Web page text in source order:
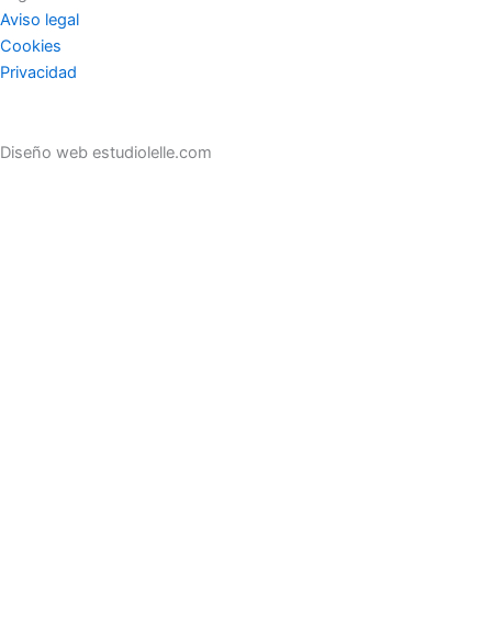
Aviso legal
Cookies
Privacidad
Diseño web estudiolelle.com